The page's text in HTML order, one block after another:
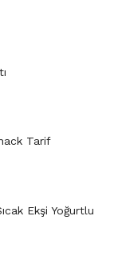
Tarif
Ekşi Yoğurtlu